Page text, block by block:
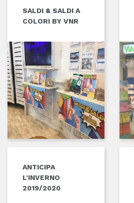
SALDI & SALDI A
COLORI BY VNR
ANTICIPA
L’INVERNO
2019/2020